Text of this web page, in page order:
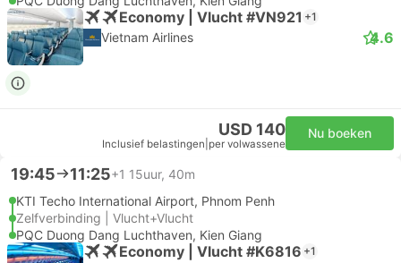
Economy | Vlucht #VN921 +1
Vietnam Airlines 4.6
USD 140
Inclusief belastingen per volwassene
Nu boeken
19:45 11:25+1 15uur, 40m
KTI Techo International Airport, Phnom Penh
Zelfverbinding | Vlucht+Vlucht
PQC Duong Dang Luchthaven, Kien Giang
Economy | Vlucht #K6816 +1